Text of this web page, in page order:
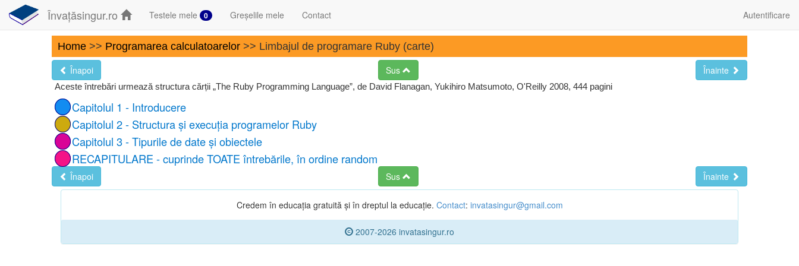
Învațăsingur.ro Testele mele 0 Greșelile mele Contact Autentificare
Home >> Programarea calculatoarelor >> Limbajul de programare Ruby (carte)
Înapoi
Sus Înainte
Aceste întrebări urmează structura cărții „The Ruby Programming Language”, de David Flanagan, Yukihiro Matsumoto, O'Reilly 2008, 444 pagini
Capitolul 1 - Introducere
Capitolul 2 - Structura și execuția programelor Ruby
Capitolul 3 - Tipurile de date și obiectele
RECAPITULARE - cuprinde TOATE întrebările, în ordine random
Înapoi Sus Înainte
Credem în educația gratuită și în dreptul la educație. Contact: invatasingur@gmail.com
2007-2026 invatasingur.ro